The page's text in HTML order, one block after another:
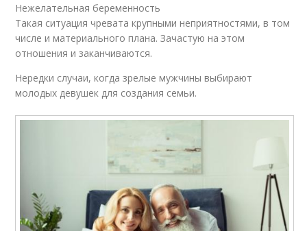
Нежелательная беременность
Такая ситуация чревата крупными неприятностями, в том
числе и материального плана. Зачастую на этом
отношения и заканчиваются.
Нередки случаи, когда зрелые мужчины выбирают
молодых девушек для создания семьи.